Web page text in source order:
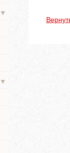
▼
▼